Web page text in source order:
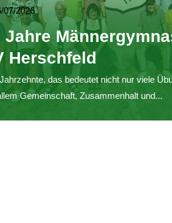
07/2026
Jahre
Herschfeld
das bedeutet nicht nur viele
Gemeinschaft, Zusammenhalt und...